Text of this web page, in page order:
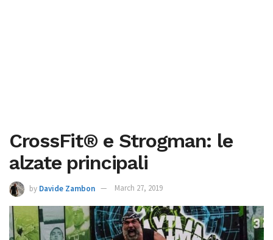
CrossFit® e Strogman: le
alzate principali
by Davide Zambon March 27, 2019